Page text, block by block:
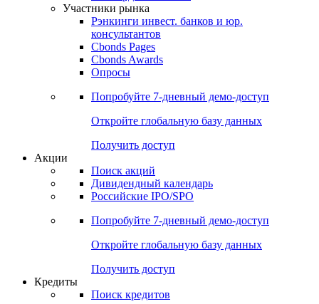
Участники рынка
Рэнкинги инвест. банков и юр.
консультантов
Cbonds Pages
Cbonds Awards
Опросы
Попробуйте 7-дневный демо-доступ
Откройте глобальную базу данных
Получить доступ
Акции
Поиск акций
Дивидендный календарь
Российские IPO/SPO
Попробуйте 7-дневный демо-доступ
Откройте глобальную базу данных
Получить доступ
Кредиты
Поиск кредитов